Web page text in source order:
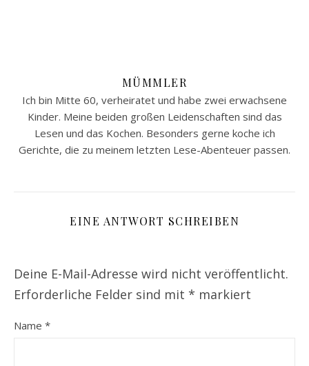
MÜMMLER
Ich bin Mitte 60, verheiratet und habe zwei erwachsene
Kinder. Meine beiden großen Leidenschaften sind das
Lesen und das Kochen. Besonders gerne koche ich
Gerichte, die zu meinem letzten Lese-Abenteuer passen.
EINE ANTWORT SCHREIBEN
Deine E-Mail-Adresse wird nicht veröffentlicht.
Erforderliche Felder sind mit * markiert
Name *